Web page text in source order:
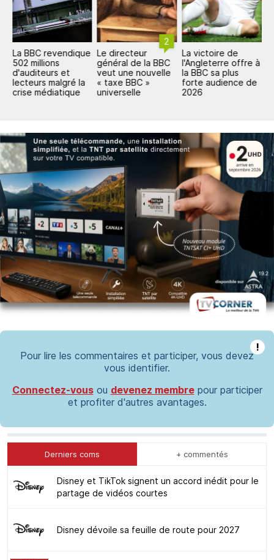
La BBC revendique
502 millions
d'auditeurs et
lecteurs malgré la
crise médiatique
2
Le directeur
général de la BBC
veut une nouvelle
« taxe BBC »
universelle
La victoire de
l'Angleterre offre à
la BBC sa plus
forte audience de
2026
!
Pour lire les commentaires et participer, vous devez
vous identifier.
Connectez-vousou devenez membrepour participer
et profiter d'autres avantages.
Derniers coms + commentés
Disney et TikTok signent un accord inédit pour le
partage de vidéos courtes
Disney dévoile sa feuille de route pour 2027